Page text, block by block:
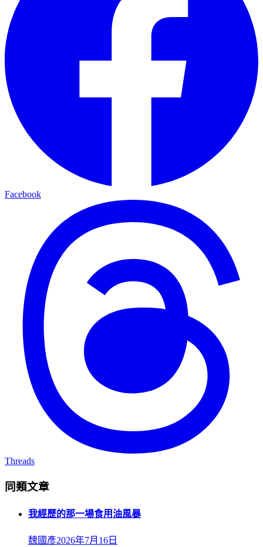
Facebook
Threads
同類文章
我經歷的那一場食用油風暴
魏國彥2026年7月16日